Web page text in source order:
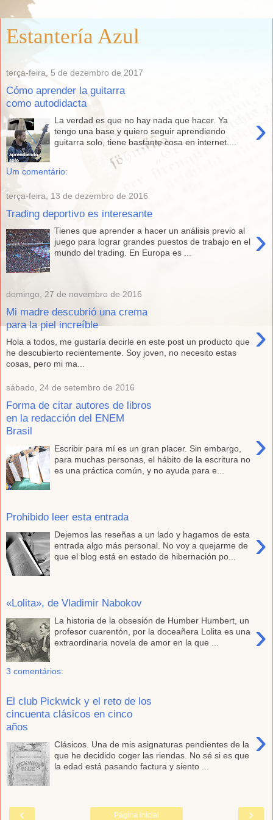
Estantería Azul
terça-feira, 5 de dezembro de 2017
Cómo aprender la guitarra
como autodidacta
›
La verdad es que no hay nada que hacer. Ya
tengo una base y quiero seguir aprendiendo
guitarra solo, tiene bastante cosa en internet....
Um comentário:
terça-feira, 13 de dezembro de 2016
Trading deportivo es interesante
›
Tienes que aprender a hacer un análisis previo al
juego para lograr grandes puestos de trabajo en el
mundo del trading. En Europa es ...
domingo, 27 de novembro de 2016
Mi madre descubrió una crema
para la piel increíble
›
Hola a todos, me gustaría decirle en este post un producto que
he descubierto recientemente. Soy joven, no necesito estas
cosas, pero mi ma...
sábado, 24 de setembro de 2016
Forma de citar autores de libros
en la redacción del ENEM
Brasil
›
Escribir para mí es un gran placer. Sin embargo,
para muchas personas, el hábito de la escritura no
es una práctica común, y no ayuda para e...
Prohibido leer esta entrada
›
Dejemos las reseñas a un lado y hagamos de esta
entrada algo más personal. No voy a quejarme de
que el blog está en estado de hibernación po...
«Lolita», de Vladimir Nabokov
›
La historia de la obsesión de Humber Humbert, un
profesor cuarentón, por la doceañera Lolita es una
extraordinaria novela de amor en la que ...
3 comentários:
El club Pickwick y el reto de los
cincuenta clásicos en cinco
años
›
Clásicos. Una de mis asignaturas pendientes de la
que he decidido coger las riendas. No sé si es que
la edad está pasando factura y siento ...
‹ ›
Página inicial